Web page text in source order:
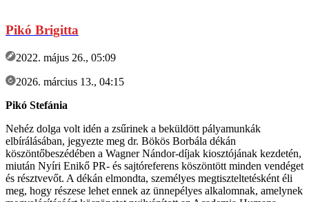
Pikó Brigitta
2022. május 26., 05:09
2026. március 13., 04:15
Pikó Stefánia
Nehéz dolga volt idén a zsűrinek a beküldött pályamunkák
elbírálásában, jegyezte meg dr. Bökös Borbála dékán
köszöntőbeszédében a Wagner Nándor-díjak kiosztójának kezdetén,
miután Nyíri Enikő PR- és sajtóreferens köszöntött minden vendéget
és résztvevőt. A dékán elmondta, személyes megtiszteltetésként éli
meg, hogy részese lehet ennek az ünnepélyes alkalomnak, amelynek